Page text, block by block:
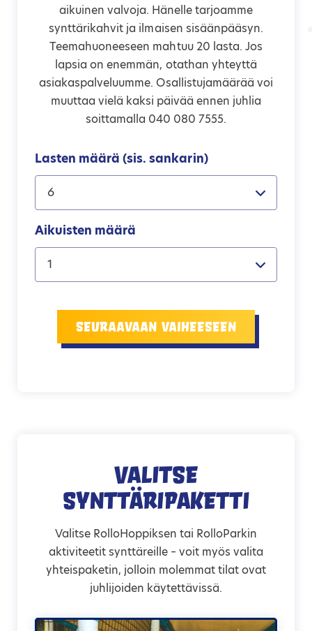
aikuinen valvoja. Hänelle tarjoamme
synttärikahvit ja ilmaisen sisäänpääsyn.
Teemahuoneeseen mahtuu 20 lasta. Jos
lapsia on enemmän, otathan yhteyttä
asiakaspalveluumme. Osallistujamäärää voi
muuttaa vielä kaksi päivää ennen juhlia
soittamalla 040 080 7555.
Lasten määrä (sis. sankarin)
6
Aikuisten määrä
1
Seuraavaan vaiheeseen
Valitse
synttäripaketti
Valitse RolloHoppiksen tai RolloParkin
aktiviteetit synttäreille – voit myös valita
yhteispaketin, jolloin molemmat tilat ovat
juhlijoiden käytettävissä.